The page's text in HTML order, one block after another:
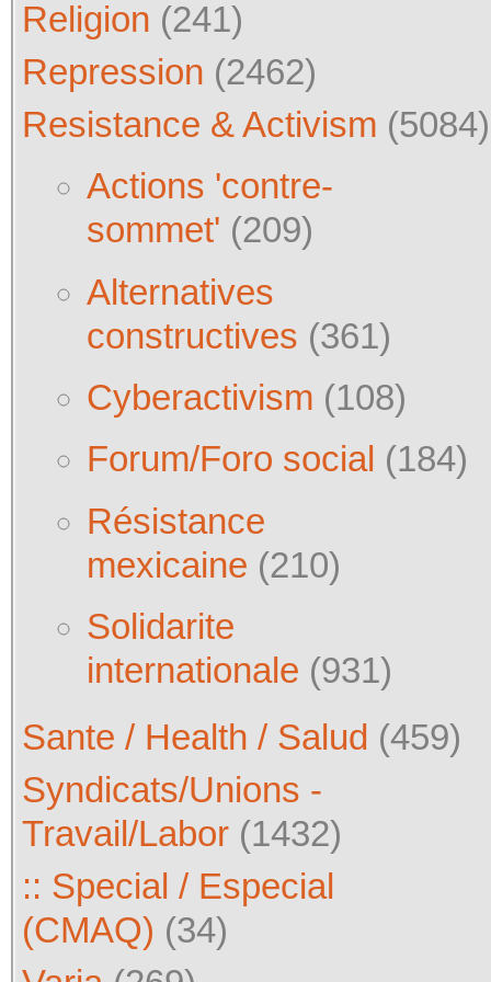
Religion (241)
Repression (2462)
Resistance & Activism (5084)
Actions 'contre-
sommet' (209)
Alternatives
constructives (361)
Cyberactivism (108)
Forum/Foro social (184)
Résistance
mexicaine (210)
Solidarite
internationale (931)
Sante / Health / Salud (459)
Syndicats/Unions -
Travail/Labor (1432)
:: Special / Especial
(CMAQ) (34)